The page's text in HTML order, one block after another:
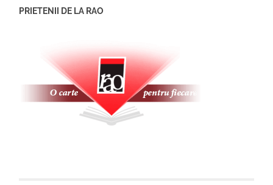
PRIETENII DE LA RAO